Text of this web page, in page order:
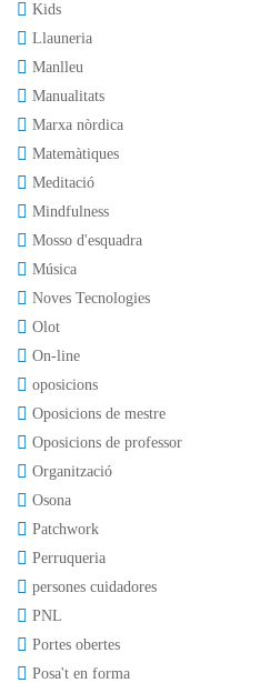
Kids
Llauneria
Manlleu
Manualitats
Marxa nòrdica
Matemàtiques
Meditació
Mindfulness
Mosso d'esquadra
Música
Noves Tecnologies
Olot
On-line
oposicions
Oposicions de mestre
Oposicions de professor
Organització
Osona
Patchwork
Perruqueria
persones cuidadores
PNL
Portes obertes
Posa't en forma